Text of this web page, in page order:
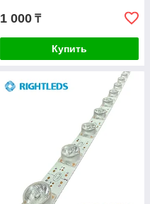
1 000 ₸
Купить